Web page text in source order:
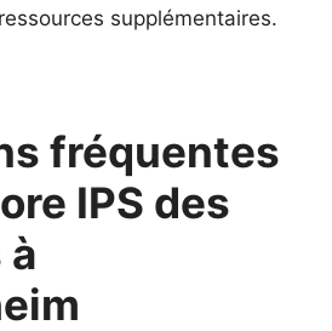
supplémentaires.
fréquentes
IPS des